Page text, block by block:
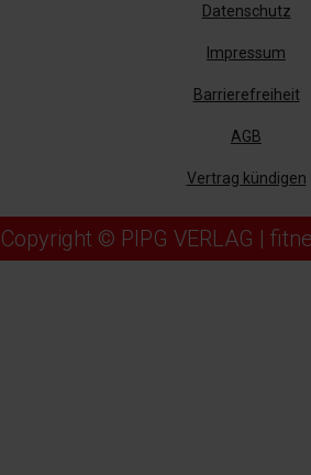
Datenschutz
Impressum
Barrierefreiheit
AGB
Vertrag kündigen
Copyright © PIPG VERLAG |